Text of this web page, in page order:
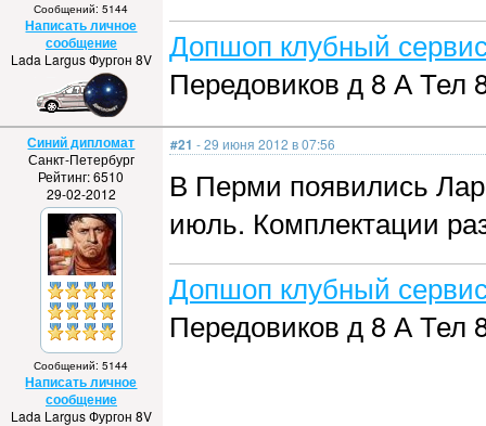
Сообщений: 5144
Написать личное
сообщение
Lada Largus Фургон 8V
Допшоп клубный
Передовиков д 8 А Тел
Синий дипломат
Санкт-Петербург
Рейтинг: 6510
29-02-2012
Сообщений: 5144
Написать личное
сообщение
Lada Largus Фургон 8V
#21 - 29 июня 2012 в 07:56
В Перми появились
июль. Комплектации
Допшоп клубный
Передовиков д 8 А Тел